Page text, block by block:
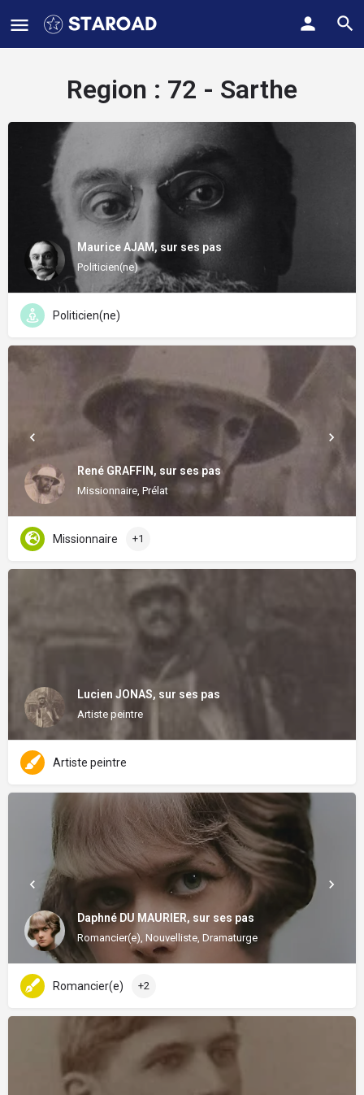
Region : 72 - Sarthe
Maurice AJAM, sur ses pas
Politicien(ne)
Politicien(ne)
René GRAFFIN, sur ses pas
Missionnaire, Prélat
Missionnaire +1
Lucien JONAS, sur ses pas
Artiste peintre
Artiste peintre
Daphné DU MAURIER, sur ses pas
Romancier(e), Nouvelliste, Dramaturge
Romancier(e) +2